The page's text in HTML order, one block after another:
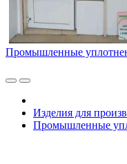
Промышленные
Изделия для
Промышленные